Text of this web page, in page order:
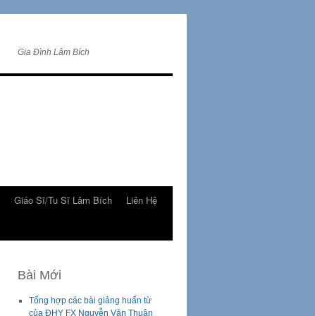
Gia Đình Lâm Bích
Giáo Sĩ/Tu Sĩ Lâm Bích
Liên Hệ
Bài Mới
Tổng hợp các bài giảng huấn từ
của ĐHY FX Nguyễn Văn Thuận